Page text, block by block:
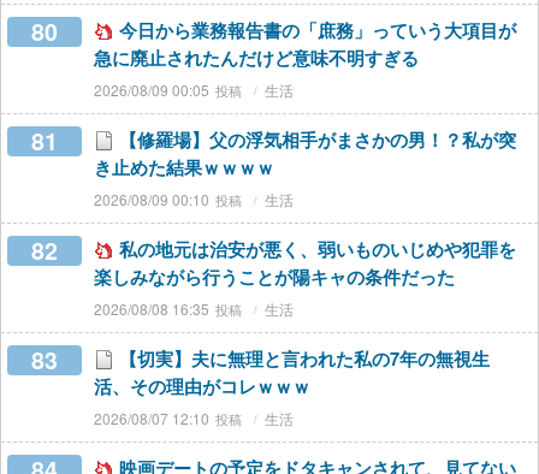
80
今日から業務報告書の「庶務」っていう大項目が
急に廃止されたんだけど意味不明すぎる
2026/08/09 00:05 生活
81
【修羅場】父の浮気相手がまさかの男！？私が突
き止めた結果ｗｗｗｗ
2026/08/09 00:10 生活
82
私の地元は治安が悪く、弱いものいじめや犯罪を
楽しみながら行うことが陽キャの条件だった
2026/08/08 16:35 生活
83
【切実】夫に無理と言われた私の7年の無視生
活、その理由がコレｗｗｗ
2026/08/07 12:10 生活
映画デートの予定をドタキャンされて、見てない